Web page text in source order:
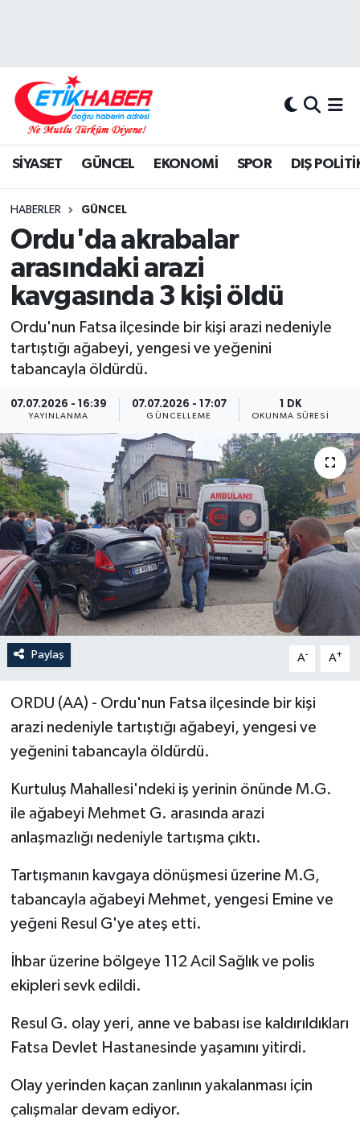
SİYASET GÜNCEL EKONOMİ SPOR DIŞ
HABERLER GÜNCEL
Ordu'da akrabalar
arasındaki arazi
kavgasında 3 kişi öldü
Ordu'nun Fatsa ilçesinde bir kişi arazi nedeniyle
tartıştığı ağabeyi, yengesi ve yeğenini
tabancayla öldürdü.
07.07.2026 - 16:39
YAYINLANMA
07.07.2026 - 17:07
GÜNCELLEME
1 DK
OKUNMA SÜRESI
Paylaş A- A+
ORDU (AA) - Ordu'nun Fatsa ilçesinde bir kişi
arazi nedeniyle tartıştığı ağabeyi, yengesi ve
yeğenini tabancayla öldürdü.
Kurtuluş Mahallesi'ndeki iş yerinin önünde M.G.
ile ağabeyi Mehmet G. arasında arazi
anlaşmazlığı nedeniyle tartışma çıktı.
Tartışmanın kavgaya dönüşmesi üzerine M.G,
tabancayla ağabeyi Mehmet, yengesi Emine ve
yeğeni Resul G'ye ateş etti.
İhbar üzerine bölgeye 112 Acil Sağlık ve polis
ekipleri sevk edildi.
Resul G. olay yeri, anne ve babası ise kaldırıldıkları
Fatsa Devlet Hastanesinde yaşamını yitirdi.
Olay yerinden kaçan zanlının yakalanması için
çalışmalar devam ediyor.
DIŞ POLİTİKA
KÖŞE YAZILARI
KÜLTÜR-SANAT-MAGAZİN
MEDYA
RÖPORTAJLAR
SAĞLIK
SİYASET
GÜNCEL
SPOR
YAŞAM
Hava Durumu
Tüm Manşetler
Son Dakika Haberleri
Haber Arşivi